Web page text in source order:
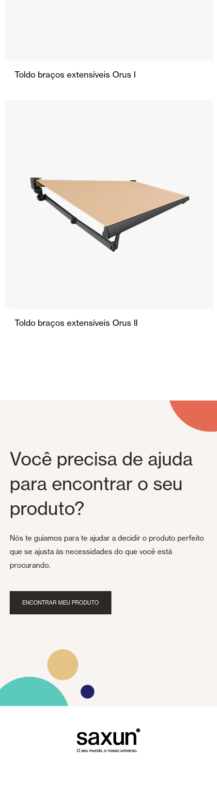
Toldo braços extensíveis Orus I
Toldo braços extensíveis Orus II
Você precisa de ajuda
para encontrar o seu
produto?
Nós te guiamos para te ajudar a decidir o produto perfeito
que se ajusta às necessidades do que você está
procurando.
ENCONTRAR MEU PRODUTO